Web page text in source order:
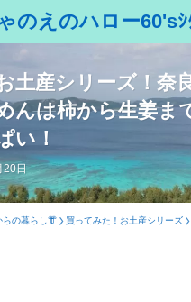
のえのハロー60'sｼ
土産シリーズ！奈
んは柿から生姜ま
い！
20日
らの暮らし👘 買ってみた！お土産シリーズ